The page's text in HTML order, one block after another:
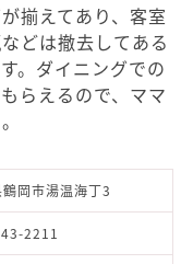
揃えてあり、客室
どは撤去してある
。ダイニングでの
らえるので、ママ
鶴岡市湯温海丁3
2211